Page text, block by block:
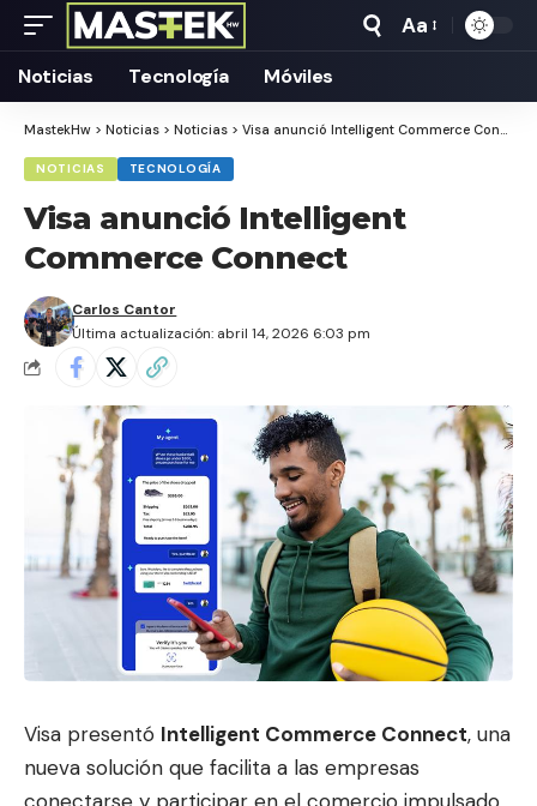
Tamaño
Aa
Noticias Tecnología Móviles
MastekHw > Noticias > Noticias > Visa anunció Intelligent Commerce Connect
NOTICIAS TECNOLOGÍA
Visa anunció Intelligent
Commerce Connect
Última actualización: abril 14, 2026 6:03 pm
Carlos Cantor
Visa presentó Intelligent Commerce Connect, una
nueva solución que facilita a las empresas
conectarse y participar en el comercio impulsado